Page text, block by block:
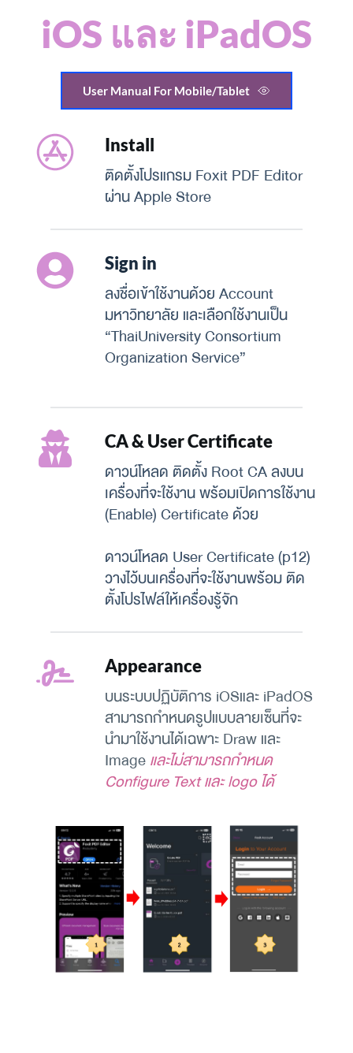
iOS และ iPadOS
User Manual For Mobile/Tablet
Install
ติดตั้งโปรแกรม Foxit PDF Editor
ผ่าน Apple Store
Sign in
ลงชื่อเข้าใช้งานด้วย Account
มหาวิทยาลัย และเลือกใช้งานเป็น
“ThaiUniversity Consortium
Organization Service”
CA & User Certificate
ดาวน์โหลด ติดตั้ง Root CA ลงบน
เครื่องที่จะใช้งาน พร้อมเปิดการใช้งาน
(Enable) Certificate ด้วย
ดาวน์โหลด User Certificate (p12)
วางไว้บนเครื่องที่จะใช้งานพร้อม ติด
ตั้งโปรไฟล์ให้เครื่องรู้จัก
Appearance
บนระบบปฏิบัติการ iOSและ iPadOS
สามารถกำหนดรูปแบบลายเซ็นที่จะ
นำมาใช้งานได้เฉพาะ Draw และ
Image และไม่สามารถกำหนด
Configure Text และ logo ได้